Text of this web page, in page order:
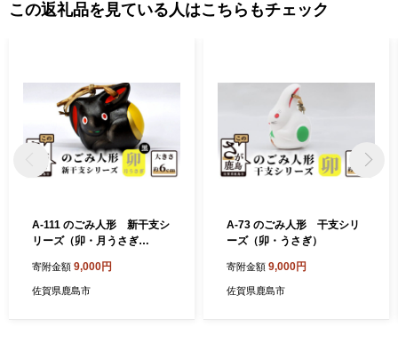
この返礼品を見ている人はこちらもチェック
A-111 のごみ人形 新干支シ
リーズ（卯・月うさぎ
寄附金額 9,000円
佐賀県鹿島市
A-73 のごみ人形 干支シリ
ーズ（卯・うさぎ）
寄附金額 9,000円
佐賀県鹿島市